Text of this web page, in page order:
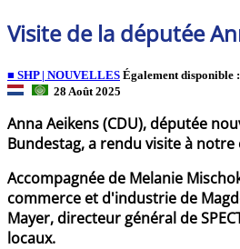
Visite de la députée
■ SHP | NOUVELLES Également disponible :
28 Août 2025
Anna Aeikens (CDU), députée
Bundestag, a rendu visite à
Accompagnée de Melanie
commerce et d'industrie de
Mayer, directeur général de
locaux.